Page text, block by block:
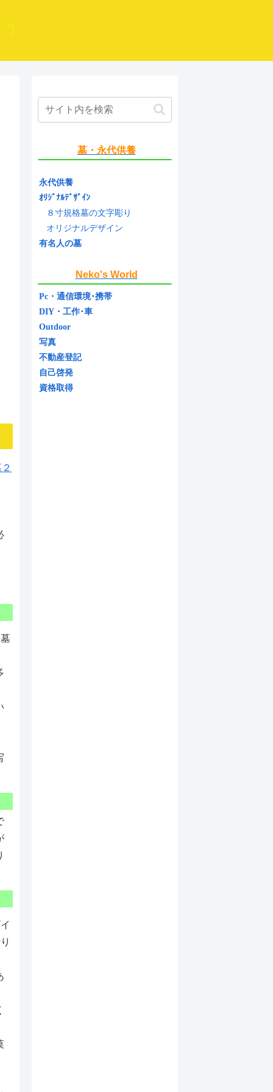
墓・永代供養
永代供養
ｵﾘｼﾞﾅﾙﾃﾞｻﾞｲﾝ
８寸規格墓の文字彫り
オリジナルデザイン
有名人の墓
Neko's World
Pc・通信環境･携帯
DIY・工作･車
Outdoor
写真
不動産登記
自己啓発
資格取得